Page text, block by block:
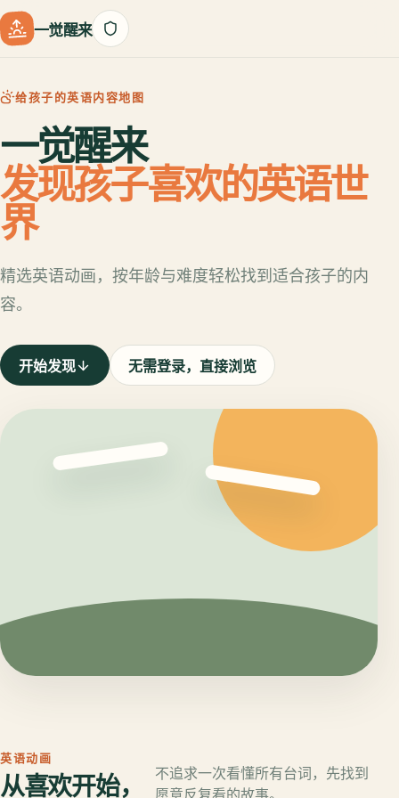
一觉醒来
给孩子的英语内容地图
一觉醒来
发现孩子喜欢的英语世
界
精选英语动画，按年龄与难度轻松找到适合孩子的内
容。
开始发现 无需登录，直接浏览
英语动画
从喜欢开始，
不追求一次看懂所有台词，先找到